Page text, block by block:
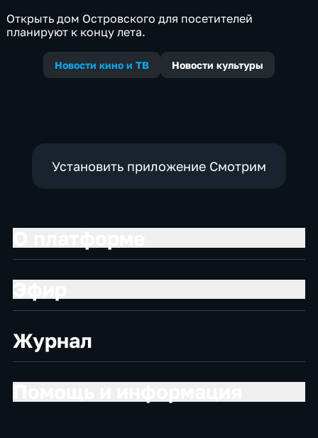
Открыть дом Островского для посетителей
планируют к концу лета.
Новости кино и ТВ Новости культуры
Установить приложение Смотрим
Журнал